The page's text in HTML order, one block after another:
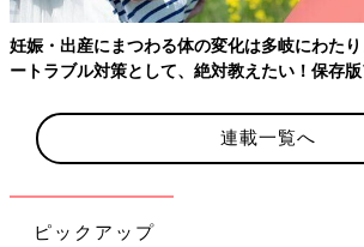
では、確定申告に必要なものや手続きの流
ょう。書類や専門用語が多く、難しいと感
が、忙しいからと後回しにしてしまうと、
確定申告の手続きに必要なものは？
手続きには以下のものが必要です。たくさん
っかり確認しておきましょう。
妊娠・出産にまつわる体の変化は多岐にわた
ートラブル対策として、絶対教えたい！保存
連載一覧へ
ピックアップ